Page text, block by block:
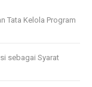
Tata Kelola Program
sebagai Syarat